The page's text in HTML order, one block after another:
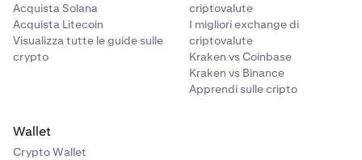
Acquista Solana
Acquista Litecoin
Visualizza tutte le guide sulle
crypto
criptovalute
I migliori exchange di
criptovalute
Kraken vs Coinbase
Kraken vs Binance
Apprendi sulle cripto
Wallet
Crypto Wallet